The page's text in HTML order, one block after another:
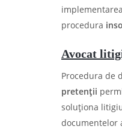
procedura
Avocat
Procedura de
pretenții
soluționa
documentelor